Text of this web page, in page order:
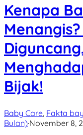
Kenapa
Bijak!
Baby Care Fakta
Bulan)·November 8,